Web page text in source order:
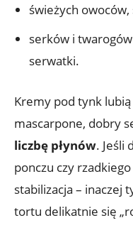
świeżych
serków i
serwatki.
Kremy pod tynk lubią
mascarpone, dobry
liczbę płynów. Jeśli
ponczu czy
stabilizacja – inaczej
tortu delikatnie się